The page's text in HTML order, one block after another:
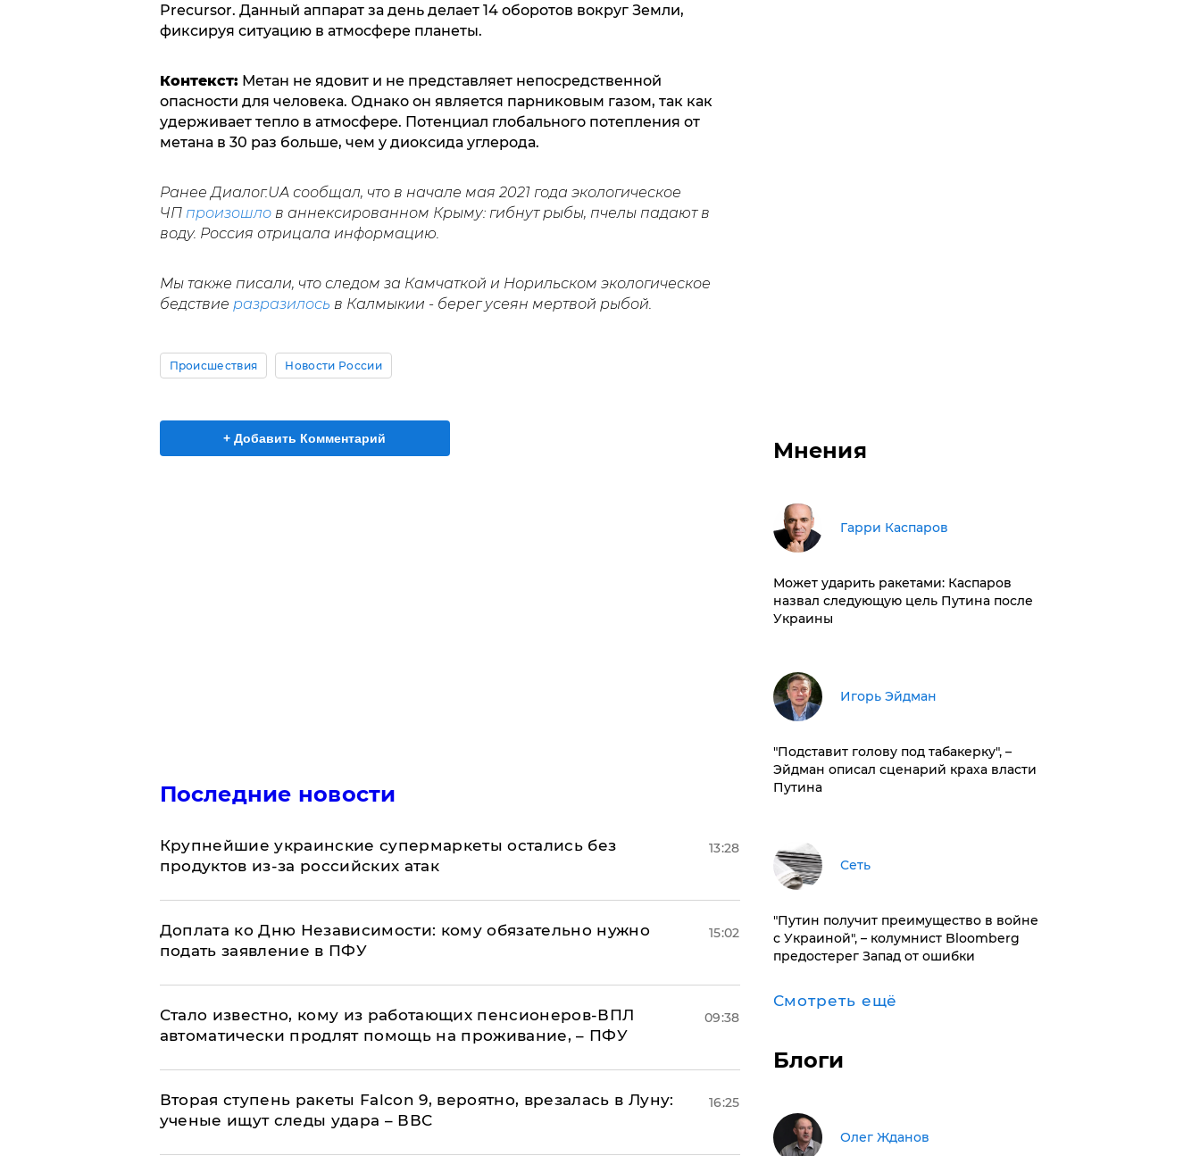
Precursor. Данный аппарат за день делает 14 оборотов вокруг Земли,
фиксируя ситуацию в атмосфере планеты.
Контекст: Метан не ядовит и не представляет непосредственной
опасности для человека. Однако он является парниковым газом, так как
удерживает тепло в атмосфере. Потенциал глобального потепления от
метана в 30 раз больше, чем у диоксида углерода.
Ранее Диалог.UA сообщал, что в начале мая 2021 года экологическое
ЧП произошлов аннексированном Крыму: гибнут рыбы, пчелы падают в
воду. Россия отрицала информацию.
Мы также писали, что следом за Камчаткой и Норильском экологическое
бедствие разразилось в Калмыкии - берег усеян мертвой рыбой.
Происшествия Новости России
+ Добавить Комментарий
Последние новости
Крупнейшие украинские супермаркеты остались без
продуктов из-за российских атак
13:28
Доплата ко Дню Независимости: кому обязательно нужно
подать заявление в ПФУ
15:02
Стало известно, кому из работающих пенсионеров-ВПЛ
автоматически продлят помощь на проживание, – ПФУ
09:38
Вторая ступень ракеты Falcon 9, вероятно, врезалась в Луну:
ученые ищут следы удара – ВВС
16:25
Мнения
Гарри Каспаров
Может ударить ракетами: Каспаров
назвал следующую цель Путина после
Украины
Игорь Эйдман
​"Подставит голову под табакерку", –
Эйдман описал сценарий краха власти
Путина
Сеть
"Путин получит преимущество в войне
с Украиной", – колумнист Bloomberg
предостерег Запад от ошибки
Смотреть ещё
Блоги
Олег Жданов